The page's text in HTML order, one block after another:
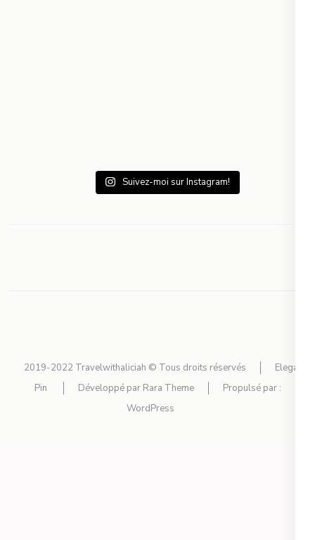
Suivez-moi sur Instagram!
2019-2022 Travelwithaliciah © Tous droits réservés
Elegant
Pin
Développé par Rara Theme
Propulsé par :
WordPress